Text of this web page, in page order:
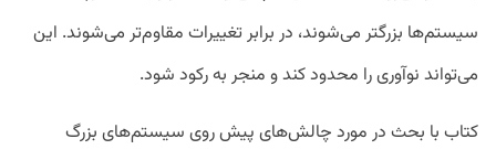
سیستم‌ها بزرگتر می‌شوند، در برابر تغییرات مقاوم‌تر می‌شوند. این
می‌تواند نوآوری را محدود کند و منجر به رکود شود.
کتاب با بحث در مورد چالش‌های پیش روی سیستم‌های بزرگ